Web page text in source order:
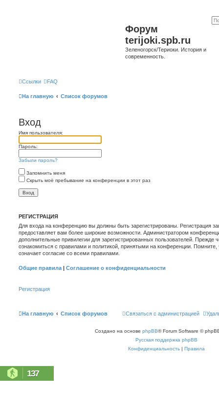
Форум
terijoki.spb.ru
Зеленогорск/Териоки. История и
современность.
Ссылки FAQ
На главную Список форумов
Вход
Имя пользователя:
Пароль:
Забыли пароль?
Запомнить меня
Скрыть моё пребывание на конференции в этот раз
РЕГИСТРАЦИЯ
Для входа на конференцию вы должны быть зарегистрированы. Регистрация
предоставляет вам более широкие возможности. Администратором
дополнительные привилегии для зарегистрированных пользователей. Прежде
ознакомиться с правилами и политикой, принятыми на конференции.
означает согласие со всеми правилами.
Общие правила | Соглашение о конфиденциальности
Регистрация
На главную Список форумов Связаться с администрацией
Создано на основе phpBB® Forum Software ©
Русская поддержка phpBB
Конфиденциальность | Правила
137